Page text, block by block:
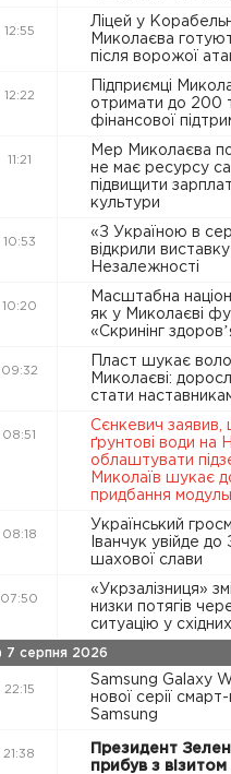
12:55
Ліцей у
Миколаєва
після ворожої
12:22
Підприємці
отримати до 200
фінансової
11:21
Мер Миколаєва
не має ресурсу
підвищити
культури
10:53
«З Україною в
відкрили
Незалежності
10:20
Масштабна
як у Миколаєві
«Скринінг
09:32
Пласт шукає
Миколаєві:
стати
08:51
Сєнкевич заявив,
ґрунтові води на
облаштувати
Миколаїв шукає
придбання
08:18
Український
Іванчук увійде до
шахової слави
07:50
«Укрзалізниця»
низки потягів
ситуацію у
7 серпня 2026
22:15
Samsung Galaxy
нової серії смарт-
Samsung
21:38
Президент
прибув з візитом